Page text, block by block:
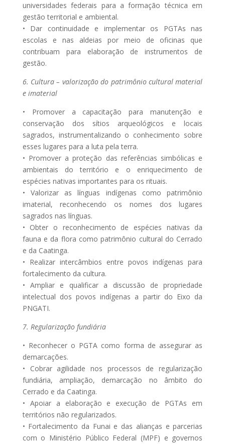
universidades federais para a formação técnica em
gestão territorial e ambiental.
• Dar continuidade e implementar os PGTAs nas
escolas e nas aldeias por meio de oficinas que
contribuam para elaboração de instrumentos de
gestão.
6. Cultura – valorização do patrimônio cultural material
e imaterial
• Promover a capacitação para manutenção e
conservação dos sítios arqueológicos e locais
sagrados, instrumentalizando o conhecimento sobre
esses lugares para a luta pela terra.
• Promover a proteção das referências simbólicas e
ambientais do território e o enriquecimento de
espécies nativas importantes para os rituais.
• Valorizar as línguas indígenas como patrimônio
imaterial, reconhecendo os nomes dos lugares
sagrados nas línguas.
• Obter o reconhecimento de espécies nativas da
fauna e da flora como patrimônio cultural do Cerrado
e da Caatinga.
• Realizar intercâmbios entre povos indígenas para
fortalecimento da cultura.
• Ampliar e qualificar a discussão de propriedade
intelectual dos povos indígenas a partir do Eixo da
PNGATI.
7. Regularização fundiária
• Reconhecer o PGTA como forma de assegurar as
demarcações.
• Cobrar agilidade nos processos de regularização
fundiária, ampliação, demarcação no âmbito do
Cerrado e da Caatinga.
• Apoiar a elaboração e execução de PGTAs em
territórios não regularizados.
• Fortalecimento da Funai e das alianças e parcerias
com o Ministério Público Federal (MPF) e governos